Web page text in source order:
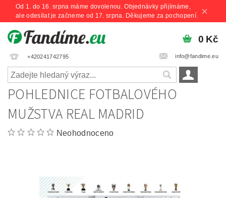
Od 1. do 16. srpna máme dovolenou. Objednávky přijímáme,
ale odesílat je začneme od 17. srpna. Děkujeme za pochopení.
+420241742795 info@fandime.eu
0 Kč
POHLEDNICE FOTBALOVÉHO
MUŽSTVA REAL MADRID
Neohodnoceno